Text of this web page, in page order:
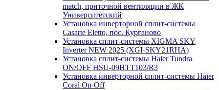
match, приточной вентиляции в ЖК
Университетский
Установка инверторной сплит-системы
Casarte Eletto, пос. Курганово
Установка сплит-системы XIGMA SKY
Inverter NEW 2025 (XGI-SKY21RHA)
Установка сплит-системы Haier Tundra
ON/OFF HSU-09HTT103/R3
Установка инверторной сплит-системы Haier
Coral On-Off